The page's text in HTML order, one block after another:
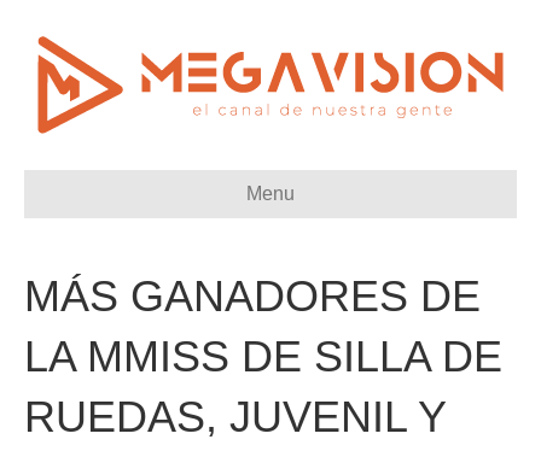
Menu
MÁS GANADORES DE
LA MMISS DE SILLA DE
RUEDAS, JUVENIL Y